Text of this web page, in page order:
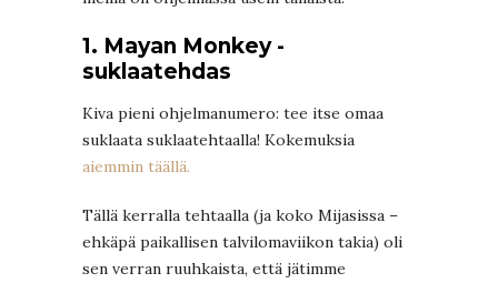
1. Mayan Monkey -
suklaatehdas
Kiva pieni ohjelmanumero: tee itse omaa
suklaata suklaatehtaalla! Kokemuksia
aiemmin täällä.
Tällä kerralla tehtaalla (ja koko Mijasissa –
ehkäpä paikallisen talvilomaviikon takia) oli
sen verran ruuhkaista, että jätimme